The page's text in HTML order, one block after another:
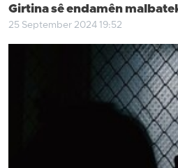
Girtina sê endamên
25 September 2024 19:52